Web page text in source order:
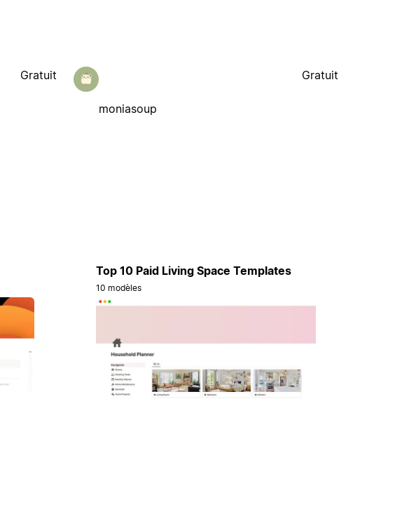
Gratuit
moniasoup
Gratuit
Top 10 Paid Living Space Templates
10 modèles